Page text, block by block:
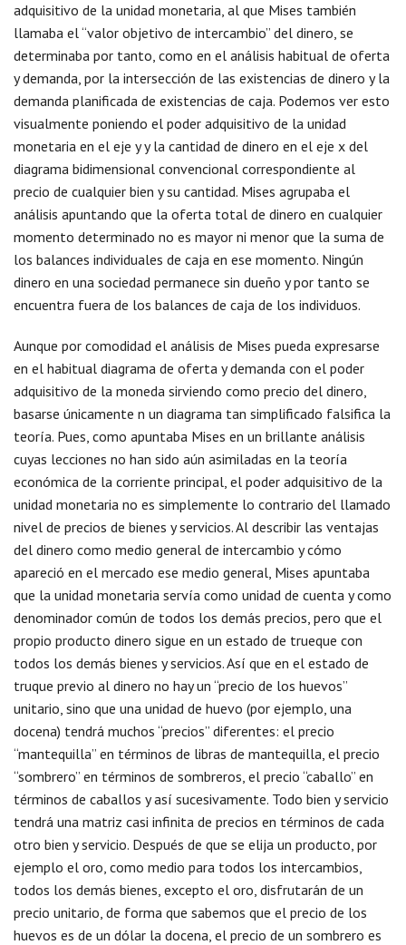
adquisitivo de la unidad monetaria, al que Mises también
llamaba el “valor objetivo de intercambio” del dinero, se
determinaba por tanto, como en el análisis habitual de oferta
y demanda, por la intersección de las existencias de dinero y la
demanda planificada de existencias de caja. Podemos ver esto
visualmente poniendo el poder adquisitivo de la unidad
monetaria en el eje y y la cantidad de dinero en el eje x del
diagrama bidimensional convencional correspondiente al
precio de cualquier bien y su cantidad. Mises agrupaba el
análisis apuntando que la oferta total de dinero en cualquier
momento determinado no es mayor ni menor que la suma de
los balances individuales de caja en ese momento. Ningún
dinero en una sociedad permanece sin dueño y por tanto se
encuentra fuera de los balances de caja de los individuos.
Aunque por comodidad el análisis de Mises pueda expresarse
en el habitual diagrama de oferta y demanda con el poder
adquisitivo de la moneda sirviendo como precio del dinero,
basarse únicamente n un diagrama tan simplificado falsifica la
teoría. Pues, como apuntaba Mises en un brillante análisis
cuyas lecciones no han sido aún asimiladas en la teoría
económica de la corriente principal, el poder adquisitivo de la
unidad monetaria no es simplemente lo contrario del llamado
nivel de precios de bienes y servicios. Al describir las ventajas
del dinero como medio general de intercambio y cómo
apareció en el mercado ese medio general, Mises apuntaba
que la unidad monetaria servía como unidad de cuenta y como
denominador común de todos los demás precios, pero que el
propio producto dinero sigue en un estado de trueque con
todos los demás bienes y servicios. Así que en el estado de
truque previo al dinero no hay un “precio de los huevos”
unitario, sino que una unidad de huevo (por ejemplo, una
docena) tendrá muchos “precios” diferentes: el precio
“mantequilla” en términos de libras de mantequilla, el precio
“sombrero” en términos de sombreros, el precio “caballo” en
términos de caballos y así sucesivamente. Todo bien y servicio
tendrá una matriz casi infinita de precios en términos de cada
otro bien y servicio. Después de que se elija un producto, por
ejemplo el oro, como medio para todos los intercambios,
todos los demás bienes, excepto el oro, disfrutarán de un
precio unitario, de forma que sabemos que el precio de los
huevos es de un dólar la docena, el precio de un sombrero es